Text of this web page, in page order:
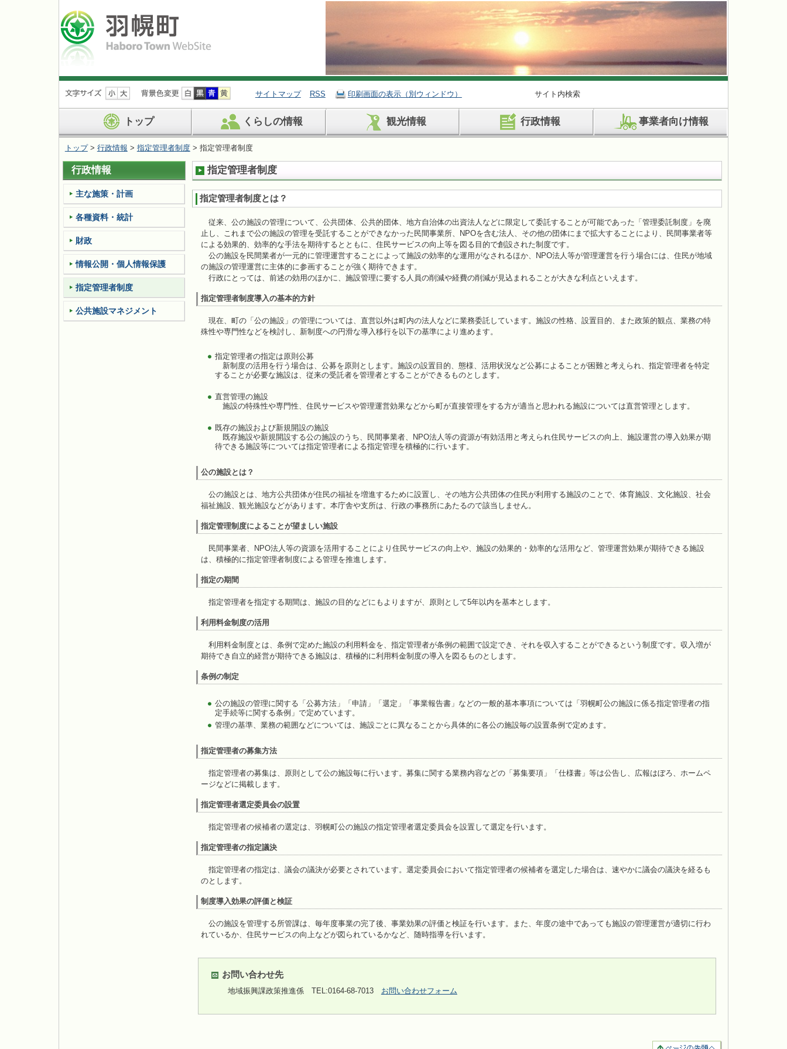
ナ
ビ
ョ
ン
を
飛
ば
す
サイトマップ RSS 印刷画面の表示（別ウィンドウ） サイト内検索
トップ くらしの情報 観光情報 行政情報 事業者向け情報
トップ> 行政情報 > 指定管理者制度> 指定管理者制度
指定管理者制度
指定管理者制度とは？
従来、公の施設の管理について、公共団体、公共的団体、地方自治体の出資法人などに限定して委託することが可能であった「管理委託制度」を廃
止し、これまで公の施設の管理を受託することができなかった民間事業所、NPOを含む法人、その他の団体にまで拡大することにより、民間事業者等
による効果的、効率的な手法を期待するとともに、住民サービスの向上等を図る目的で創設された制度です。
公の施設を民間業者が一元的に管理運営することによって施設の効率的な運用がなされるほか、NPO法人等が管理運営を行う場合には、住民が地域
の施設の管理運営に主体的に参画することが強く期待できます。
行政にとっては、前述の効用のほかに、施設管理に要する人員の削減や経費の削減が見込まれることが大きな利点といえます。
指定管理者制度導入の基本的方針
現在、町の「公の施設」の管理については、直営以外は町内の法人などに業務委託しています。施設の性格、設置目的、また政策的観点、業務の特
殊性や専門性などを検討し、新制度への円滑な導入移行を以下の基準により進めます。
指定管理者の指定は原則公募
新制度の活用を行う場合は、公募を原則とします。施設の設置目的、態様、活用状況など公募によることが困難と考えられ、指定管理者を特定
することが必要な施設は、従来の受託者を管理者とすることができるものとします。
直営管理の施設
施設の特殊性や専門性、住民サービスや管理運営効果などから町が直接管理をする方が適当と思われる施設については直営管理とします。
既存の施設および新規開設の施設
既存施設や新規開設する公の施設のうち、民間事業者、NPO法人等の資源が有効活用と考えられ住民サービスの向上、施設運営の導入効果が期
待できる施設等については指定管理者による指定管理を積極的に行います。
公の施設とは？
公の施設とは、地方公共団体が住民の福祉を増進するために設置し、その地方公共団体の住民が利用する施設のことで、体育施設、文化施設、社会
福祉施設、観光施設などがあります。本庁舎や支所は、行政の事務所にあたるので該当しません。
指定管理制度によることが望ましい施設
民間事業者、NPO法人等の資源を活用することにより住民サービスの向上や、施設の効果的・効率的な活用など、管理運営効果が期待できる施設
は、積極的に指定管理者制度による管理を推進します。
指定の期間
指定管理者を指定する期間は、施設の目的などにもよりますが、原則として5年以内を基本とします。
利用料金制度の活用
利用料金制度とは、条例で定めた施設の利用料金を、指定管理者が条例の範囲で設定でき、それを収入することができるという制度です。収入増が
期待でき自立的経営が期待できる施設は、積極的に利用料金制度の導入を図るものとします。
条例の制定
公の施設の管理に関する「公募方法」「申請」「選定」「事業報告書」などの一般的基本事項については「羽幌町公の施設に係る指定管理者の指
定手続等に関する条例」で定めています。
管理の基準、業務の範囲などについては、施設ごとに異なることから具体的に各公の施設毎の設置条例で定めます。
指定管理者の募集方法
指定管理者の募集は、原則として公の施設毎に行います。募集に関する業務内容などの「募集要項」「仕様書」等は公告し、広報はぼろ、ホームペ
ージなどに掲載します。
指定管理者選定委員会の設置
指定管理者の候補者の選定は、羽幌町公の施設の指定管理者選定委員会を設置して選定を行います。
指定管理者の指定議決
指定管理者の指定は、議会の議決が必要とされています。選定委員会において指定管理者の候補者を選定した場合は、速やかに議会の議決を経るも
のとします。
制度導入効果の評価と検証
公の施設を管理する所管課は、毎年度事業の完了後、事業効果の評価と検証を行います。また、年度の途中であっても施設の管理運営が適切に行わ
れているか、住民サービスの向上などが図られているかなど、随時指導を行います。
お問い合わせ先
地域振興課政策推進係TEL:0164-68-7013 お問い合わせフォーム
行政情報
主な施策・計画
各種資料・統計
財政
情報公開・個人情報保護
指定管理者制度
公共施設マネジメント